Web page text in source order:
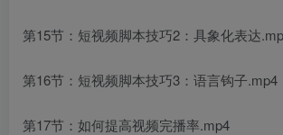
第15节：短视频脚本技巧2：具象化表达
第16节：短视频脚本技巧3：语言钩子.mp4
第17节：如何提高视频完播率.mp4